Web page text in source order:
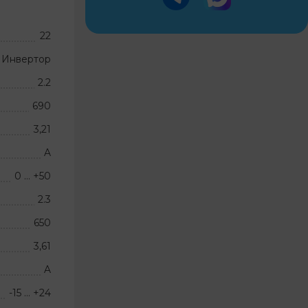
22
Инвертор
2.2
690
3,21
A
0 … +50
2.3
650
3,61
A
-15 … +24